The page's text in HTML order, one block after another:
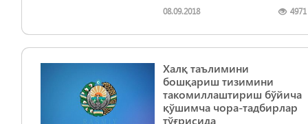
Сенати Раиси Ниғматилла
08.09.2018 4971
Халқ таълимини
бошқариш тизимини
такомиллаштириш бўйича
қўшимча чора-тадбирлар
тўғрисида